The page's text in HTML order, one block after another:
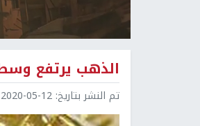
الذهب يرتفع
تم النشر بتاريخ: 2020-05-12 11:11